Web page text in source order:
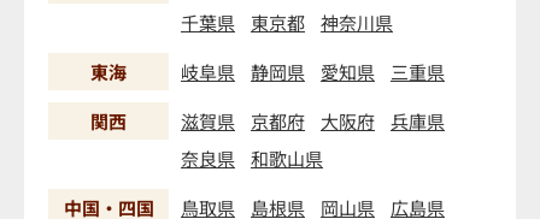
千葉県
東京都
神奈川県
東海
岐阜県 静岡県 愛知県
三重県
関西
滋賀県 京都府 大阪府
兵庫県
奈良県
和歌山県
中国・四国
鳥取県 島根県 岡山県
広島県